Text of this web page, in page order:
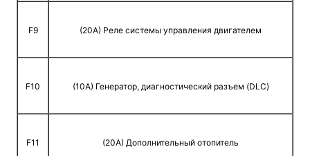
F9 (20A) Реле системы управления двигателем
F10 (10A) Генератор, диагностический разъем (DLC)
F11 (20A) Дополнительный отопитель